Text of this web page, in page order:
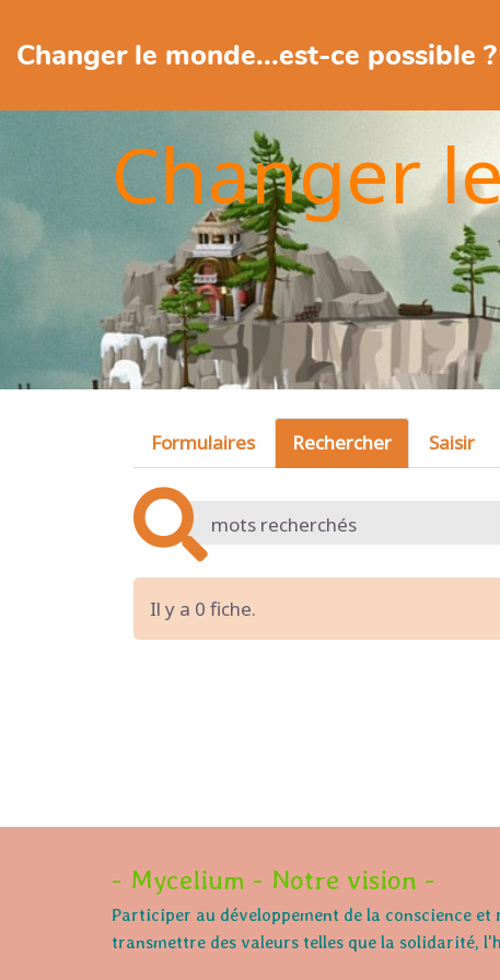
Changer le monde...est-ce possible ?
Changer
Formulaires Rechercher Saisir
Il y a 0 fiche.
- Mycelium - Notre vision -
Participer au développement de la conscience
transmettre des valeurs telles que la solidarité,